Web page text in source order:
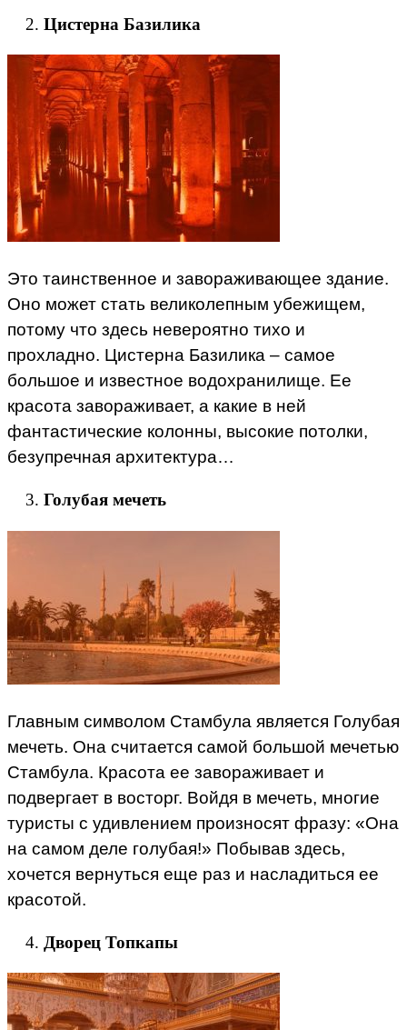
Цистерна Базилика
Это таинственное и завораживающее здание.
Оно может стать великолепным убежищем,
потому что здесь невероятно тихо и
прохладно. Цистерна Базилика – самое
большое и известное водохранилище. Ее
красота завораживает, а какие в ней
фантастические колонны, высокие потолки,
безупречная архитектура…
Голубая мечеть
Главным символом Стамбула является Голубая
мечеть. Она считается самой большой мечетью
Стамбула. Красота ее завораживает и
подвергает в восторг. Войдя в мечеть, многие
туристы с удивлением произносят фразу: «Она
на самом деле голубая!» Побывав здесь,
хочется вернуться еще раз и насладиться ее
красотой.
Дворец Топкапы